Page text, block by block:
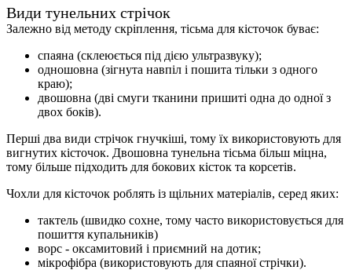
Види тунельних стрічок
Залежно від методу скріплення, тісьма для кісточок буває:
спаяна (склеюється під дією ультразвуку);
одношовна (зігнута навпіл і пошита тільки з одного
краю);
двошовна (дві смуги тканини пришиті одна до одної з
двох боків).
Перші два види стрічок гнучкіші, тому їх використовують для
вигнутих кісточок. Двошовна тунельна тісьма більш міцна,
тому більше підходить для бокових кісток та корсетів.
Чохли для кісточок роблять із щільних матеріалів, серед яких:
тактель (швидко сохне, тому часто використовується для
пошиття купальників)
ворс - оксамитовий і приємний на дотик;
мікрофібра (використовують для спаяної стрічки).